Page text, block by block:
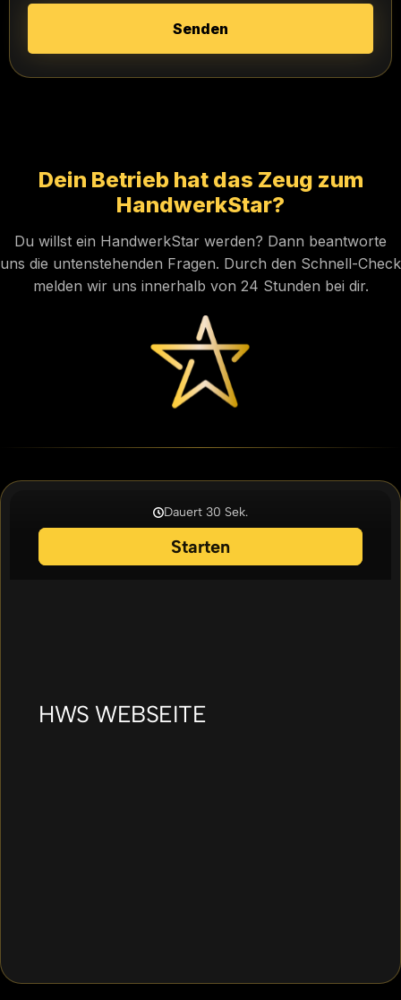
Senden
Dein Betrieb hat das Zeug zum
HandwerkStar?
Du willst ein HandwerkStar werden? Dann beantworte
uns die untenstehenden Fragen. Durch den Schnell-Check
melden wir uns innerhalb von 24 Stunden bei dir.